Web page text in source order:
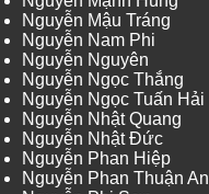
Nguyễn Mậu Tráng
Nguyễn Nam Phi
Nguyễn Nguyên
Nguyễn Ngọc Thắng
Nguyễn Ngọc Tuấn Hải
Nguyễn Nhật Quang
Nguyễn Nhật Đức
Nguyễn Phan Hiệp
Nguyễn Phan Thuận An